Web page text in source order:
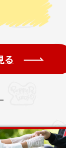
る